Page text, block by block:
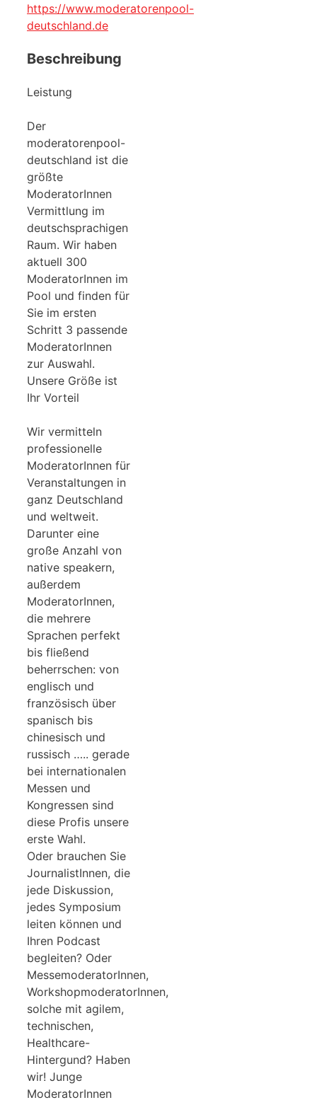
https://www.moderatorenpool-
deutschland.de
Beschreibung
Leistung
Der
moderatorenpool-
deutschland ist die
größte
ModeratorInnen
Vermittlung im
deutschsprachigen
Raum. Wir haben
aktuell 300
ModeratorInnen im
Pool und finden für
Sie im ersten
Schritt 3 passende
ModeratorInnen
zur Auswahl.
Unsere Größe ist
Ihr Vorteil
Wir vermitteln
professionelle
ModeratorInnen für
Veranstaltungen in
ganz Deutschland
und weltweit.
Darunter eine
große Anzahl von
native speakern,
außerdem
ModeratorInnen,
die mehrere
Sprachen perfekt
bis fließend
beherrschen: von
englisch und
französisch über
spanisch bis
chinesisch und
russisch ….. gerade
bei internationalen
Messen und
Kongressen sind
diese Profis unsere
erste Wahl.
Oder brauchen Sie
JournalistInnen, die
jede Diskussion,
jedes Symposium
leiten können und
Ihren Podcast
begleiten? Oder
MessemoderatorInnen,
WorkshopmoderatorInnen,
solche mit agilem,
technischen,
Healthcare-
Hintergund? Haben
wir! Junge
ModeratorInnen